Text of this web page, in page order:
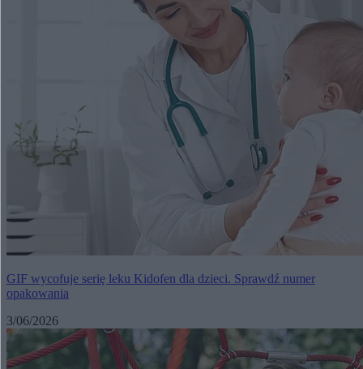
GIF wycofuje serię leku Kidofen dla dzieci. Sprawdź numer
opakowania
3/06/2026